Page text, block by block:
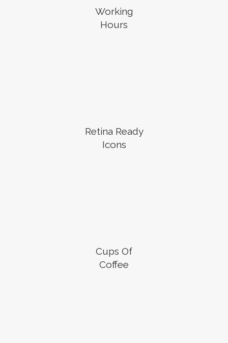
Working
Hours
Retina Ready
Icons
Cups Of
Coffee